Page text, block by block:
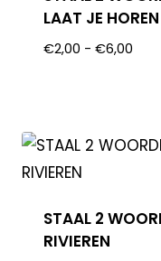
LAAT JE HOREN
€2,00 - €6,00
STAAL 2
RIVIEREN